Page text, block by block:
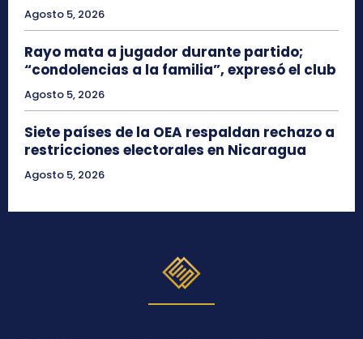
Agosto 5, 2026
Rayo mata a jugador durante partido;
“condolencias a la familia”, expresó el club
Agosto 5, 2026
Siete países de la OEA respaldan rechazo a
restricciones electorales en Nicaragua
Agosto 5, 2026